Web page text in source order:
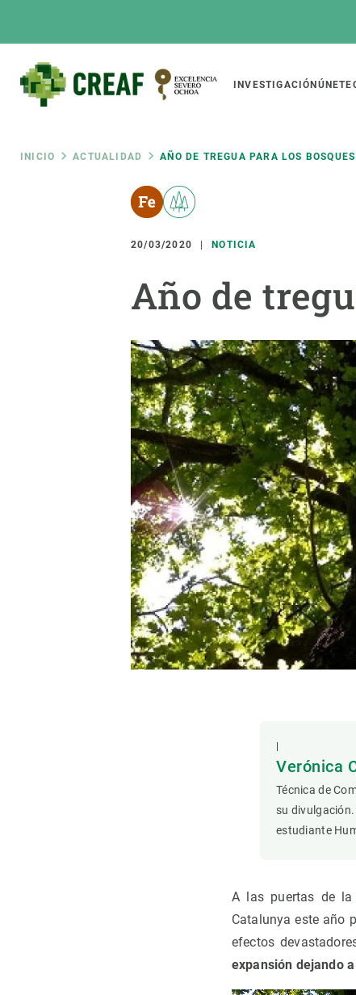
Main
INVESTIGACIÓN ÚNETE
Ruta
navegación
INICIO ACTUALIDAD AÑO DE TREGUA PARA LOS
20/03/2020 NOTICIA
Año de
Verónica
Técnica de
su
estudiante
A las puertas de la
Catalunya este año
efectos
expansión dejando
Featured
responsive
Responsive
menu
SOBRE NOSOTROS
Organización institucional
Marca y logotipos
Equidad, Diversidad e Inclusión (EDI)
Oficina de prensa
Ciencia abierta y gestión del conocimiento
Documentación
NOTICIAS Y AGENDA
Eventos anteriores